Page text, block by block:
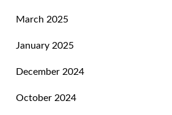
March 2025
January 2025
December 2024
October 2024